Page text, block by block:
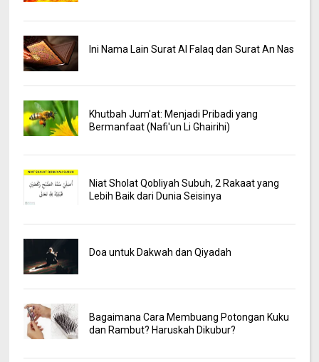
Ini Nama Lain Surat Al Falaq dan Surat An Nas
Khutbah Jum'at: Menjadi Pribadi yang
Bermanfaat (Nafi'un Li Ghairihi)
Niat Sholat Qobliyah Subuh, 2 Rakaat yang
Lebih Baik dari Dunia Seisinya
Doa untuk Dakwah dan Qiyadah
Bagaimana Cara Membuang Potongan Kuku
dan Rambut? Haruskah Dikubur?